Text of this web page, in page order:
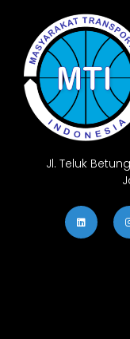
Jl. Teluk